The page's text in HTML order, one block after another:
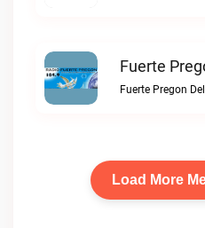
Fuerte
Fuerte Pregon
Load More